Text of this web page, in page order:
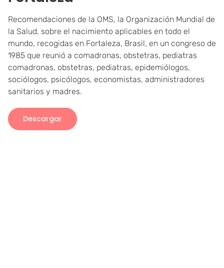
Recomendaciones de la OMS, la Organización Mundial de
la Salud, sobre el nacimiento aplicables en todo el
mundo, recogidas en Fortaleza, Brasil, en un congreso de
1985 que reunió a comadronas, obstetras, pediatras
comadronas, obstetras, pediatras, epidemiólogos,
sociólogos, psicólogos, economistas, administradores
sanitarios y madres.
Descargar